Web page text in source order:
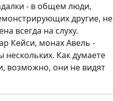
- в общем люди,
другие, не
всегда на слуху.
Кейси, монах Авель -
нескольких. Как думаете
возможно, они не видят